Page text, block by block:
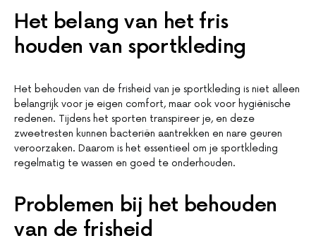
Het belang van het fris
houden van sportkleding
Het behouden van de frisheid van je sportkleding is niet alleen
belangrijk voor je eigen comfort, maar ook voor hygiënische
redenen. Tijdens het sporten transpireer je, en deze
zweetresten kunnen bacteriën aantrekken en nare geuren
veroorzaken. Daarom is het essentieel om je sportkleding
regelmatig te wassen en goed te onderhouden.
Problemen bij het behouden
van de frisheid